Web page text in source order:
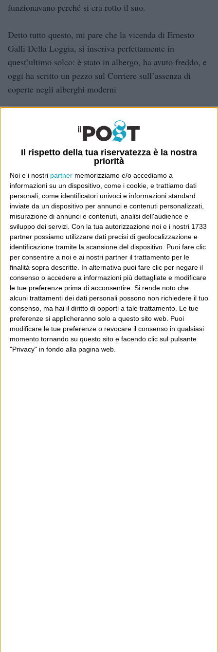
Il rispetto della tua riservatezza è la nostra
priorità
Noi e i nostri partner memorizziamo e/o accediamo a
informazioni su un dispositivo, come i cookie, e trattiamo dati
personali, come identificatori univoci e informazioni standard
inviate da un dispositivo per annunci e contenuti personalizzati,
misurazione di annunci e contenuti, analisi dell'audience e
sviluppo dei servizi. Con la tua autorizzazione noi e i nostri 1733
partner possiamo utilizzare dati precisi di geolocalizzazione e
identificazione tramite la scansione del dispositivo. Puoi fare clic
per consentire a noi e ai nostri partner il trattamento per le
finalità sopra descritte. In alternativa puoi fare clic per negare il
consenso o accedere a informazioni più dettagliate e modificare
le tue preferenze prima di acconsentire. Si rende noto che
alcuni trattamenti dei dati personali possono non richiedere il tuo
consenso, ma hai il diritto di opporti a tale trattamento. Le tue
preferenze si applicheranno solo a questo sito web. Puoi
modificare le tue preferenze o revocare il consenso in qualsiasi
momento tornando su questo sito e facendo clic sul pulsante
"Privacy" in fondo alla pagina web.
funzionavano perché si era rotto il suo.
Detto tutto questo, mi pare che la vicenda di Ernesto
Galli Della Loggia, si inscriva perfettamente in
quest’ultimo solco: è stato in albergo, ha avuto freddo, e
oggi ha scritto un pezzo sul Corriere sull’assenza di
coperte negli alberghi moderni
Wittgenstein è il blog di Luca Sofri, il fondatore e
direttore editoriale del giornale online il Post. Forse
sei qui perché conosci già il Post, o forse sei
capitato qui per altri giri.
In questo secondo caso, e se Wittgenstein ti piace,
potrebbe piacerti anche il Post: che è partito
proprio da qui, e dal voler portare gli approcci di
questo blog dentro a un progetto più grande.
Poi il Post è cresciuto ed è diventato anche altro:
un progetto giornalistico che prosegue da oltre 16
anni, grazie a chi lo scopre, lo apprezza e lo
consiglia in giro.
Leggi il Post, magari ti piace